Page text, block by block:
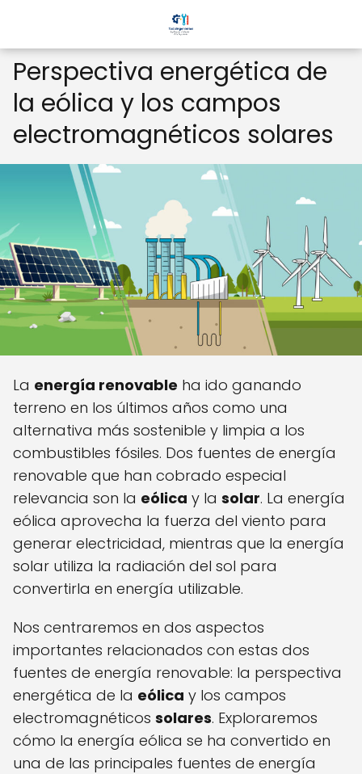
Perspectiva energética de
la eólica y los campos
electromagnéticos solares
La energía renovable ha ido ganando
terreno en los últimos años como una
alternativa más sostenible y limpia a los
combustibles fósiles. Dos fuentes de energía
renovable que han cobrado especial
relevancia son la eólica y la solar. La energía
eólica aprovecha la fuerza del viento para
generar electricidad, mientras que la energía
solar utiliza la radiación del sol para
convertirla en energía utilizable.
Nos centraremos en dos aspectos
importantes relacionados con estas dos
fuentes de energía renovable: la perspectiva
energética de la eólica y los campos
electromagnéticos solares. Exploraremos
cómo la energía eólica se ha convertido en
una de las principales fuentes de energía